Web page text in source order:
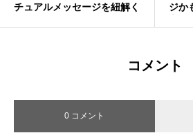
チュアルメッセージを紐解く
ジか
コメント
0 コメント